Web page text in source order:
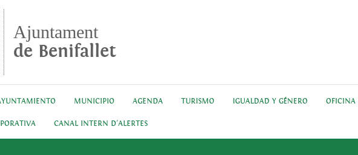
Ajuntament
de Benifallet
MUNICIPIO AGENDA TURISMO IGUALDAD Y GÉNERO OFICINA
CANAL INTERN D'ALERTES